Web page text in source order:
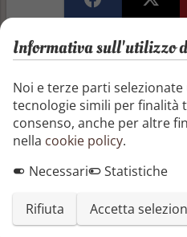
Recensioni e articoli
Aggiungi una
Aggiungi un articolo
Non ci sono ancora
Altri libri di Alessandro
Informativa sull'utilizzo
Noi e terze parti
tecnologie simili per finalità
consenso, anche per altre
nella cookie policy.
Necessari
Statistiche
Rifiuta Accetta